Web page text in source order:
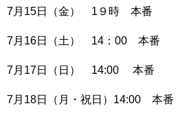
7月15日（金） 1９時 本番
7月16日（土） 14：00 本番
7月17日（日） 14:00 本番
7月18日（月・祝日）14:00 本番